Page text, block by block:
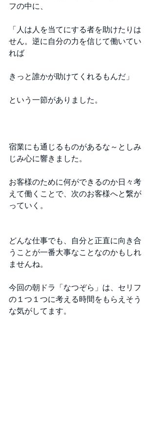
フの中に、
「人は人を当てにする者を助けたりは
せん。逆に自分の力を信じて働いてい
れば
きっと誰かが助けてくれるもんだ」
という一節がありました。
宿業にも通じるものがあるな～としみ
じみ心に響きました。
お客様のために何ができるのか日々考
えて働くことで、次のお客様へと繋が
っていく。
どんな仕事でも、自分と正直に向き合
うことが一番大事なことなのかもしれ
ませんね。
今回の朝ドラ「なつぞら」は、セリフ
の１つ１つに考える時間をもらえそう
な気がしてます。